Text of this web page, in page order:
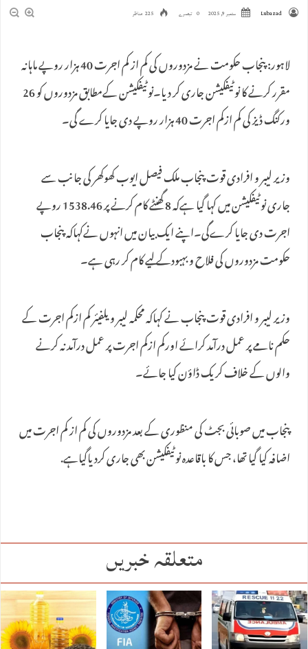
Lubazad ستمبر 9, 2025 0 تبصرے 225 مناظر
لاہور: پنجاب حکومت نے مزدوروں کی کم از کم اجرت 40 ہزار روپے ماہانہ
مقرر کرنے کا نوٹیفکیشن جاری کر دیا۔نوٹیفکیشن کےمطابق مزدوروں کو 26
ورکنگ ڈیز کی کم ازکم اجرت 40 ہزار روپے دی جایا کرے گی۔
وزیر لیبر و افرادی قوت پنجاب ملک فیصل ایوب کھوکھر کی جانب سے
جاری نوٹیفکیشن میں کہا گیا ہےکہ 8 گھنٹے کام کرنے پر 1538.46 روپے
اجرت دی جایا کرےگی۔اپنے ایک بیان میں انہوں نےکہاکہ پنجاب
حکومت مزدوروں کی فلاح و بہبودکے لیے کام کر رہی ہے۔
وزیر لیبر و افرادی قوت پنجاب نے کہاکہ محکمہ لیبر ویلفیئر کم ازکم اجرت کے
حکم نامے پر عمل درآمد کرائے اورکم ازکم اجرت پر عمل درآمد نہ کرنے
والوں کے خلاف کریک ڈاؤن کیا جائے۔
پنجاب میں‌ صوبائی بجٹ کی منظوری کے بعد مزدوروں کی کم از کم اجرت میں
اضافہ کیا گیا تھا، جس کا باقاعدہ نوٹیفکیشن بھی جاری کردیاگیاہے.
متعلقہ خبریں